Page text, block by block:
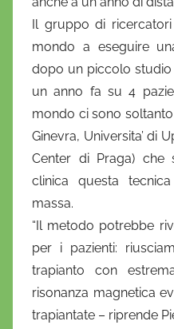
Il gruppo di
mondo a eseguire
dopo un piccolo
un anno fa su 4
mondo ci sono soltanto
Ginevra, Universita’ di
Center di Praga) che
clinica questa
massa.
“Il metodo potrebbe
per i pazienti:
trapianto con
risonanza magnetica
trapiantate – riprende